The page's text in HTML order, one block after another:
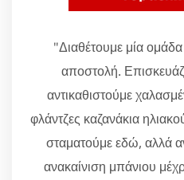
"Διαθέτουμε μία
αποστολή.
αντικαθιστούμε
φλάντζες καζανάκια
σταματούμε εδώ, αλλά
ανακαίνιση μπάνιου